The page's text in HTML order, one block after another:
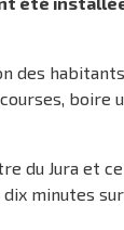
des
boire
du Jura et
minutes